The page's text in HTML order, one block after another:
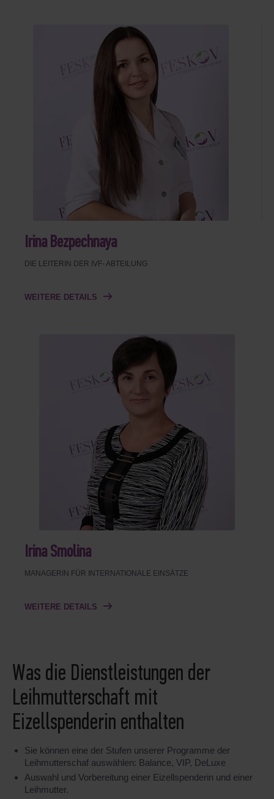
Irina Bezpechnaya
DIE LEITERIN DER IVF- ABTEILUNG
WEITERE DETAILS
Irina Smolina
MANAGERIN FÜR INTERNATIONALE EINSÄTZE
WEITERE DETAILS
Was die Dienstleistungen der
Leihmutterschaft mit
Eizellspenderin enthalten
Sie können eine der Stufen unserer Programme der
Leihmutterschaf auswählen: Balance, VIP, DeLuxe
Auswahl und Vorbereitung einer Eizellspenderin und einer
Leihmutter.